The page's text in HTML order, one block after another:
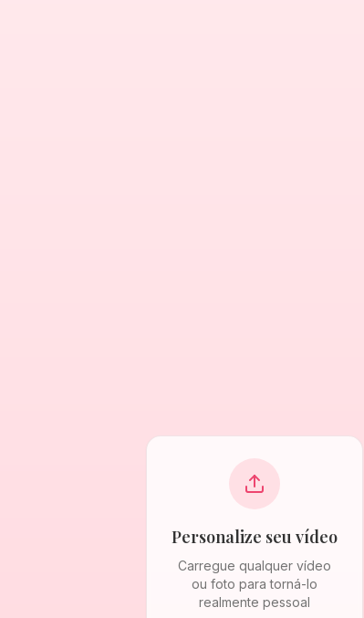
Personalize seu vídeo
Carregue qualquer vídeo
ou foto para torná-lo
realmente pessoal